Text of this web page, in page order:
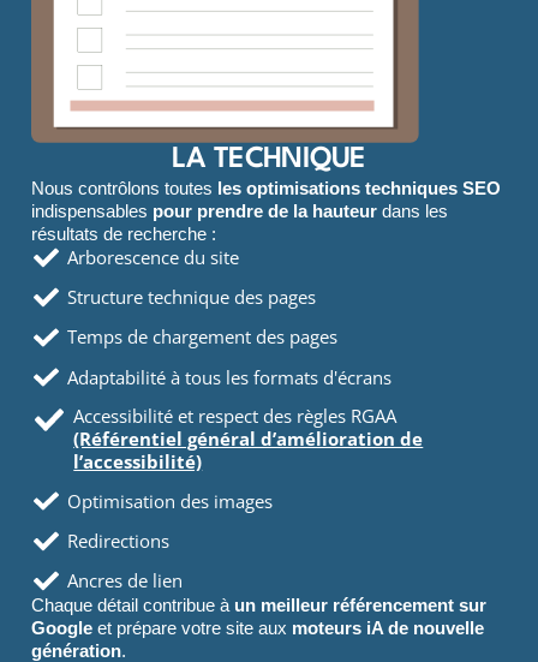
LA TECHNIQUE
Nous contrôlons toutes les optimisations techniques SEO
indispensables pour prendre de la hauteurdans les
résultats de recherche :
Arborescence du site
Structure technique des pages
Temps de chargement des pages
Adaptabilité à tous les formats d'écrans
Accessibilité et respect des règles RGAA
(Référentiel général d’amélioration de
l’accessibilité)
Optimisation des images
Redirections
Ancres de lien
Chaque détail contribue àun meilleur référencement sur
Googleet prépare votre site aux moteurs iA de nouvelle
génération.